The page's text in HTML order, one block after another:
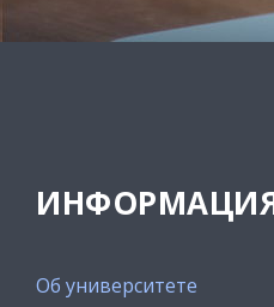
Об университете